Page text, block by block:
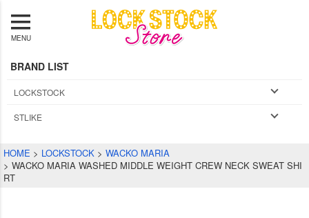
MENU
BRAND LIST
LOCKSTOCK
STLIKE
HOME LOCKSTOCK
WACKO MARIA
WACKO MARIA WASHED MIDDLE WEIGHT CREW NECK SWEAT SHI
RT